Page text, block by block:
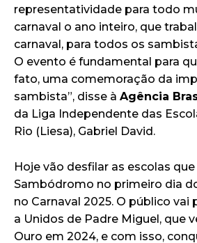
representatividade para todo
carnaval o ano inteiro, que
carnaval, para todos os
O evento é fundamental para
fato, uma comemoração da
sambista”, disse à Agência
da Liga Independente das
Rio (Liesa), Gabriel David.
Hoje vão desfilar as escolas
Sambódromo no primeiro dia
no Carnaval 2025. O público vai
a Unidos de Padre Miguel, que
Ouro em 2024, e com isso,